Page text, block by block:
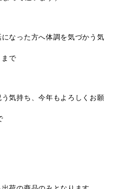
なった方へ体調を気づかう気
で
気持ち、今年もよろしくお願